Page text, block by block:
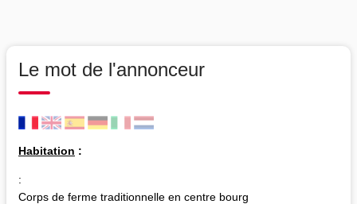
Le mot de l'annonceur
Habitation :
:
Corps de ferme traditionnelle en centre bourg